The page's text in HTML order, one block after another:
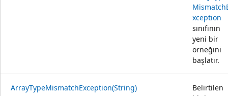
xception
sınıfının
yeni bir
örneğini
başlatır.
ArrayTypeMismatchException(String)
Belirtilen